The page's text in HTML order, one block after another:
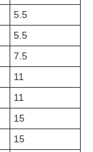
5.5
5.5
7.5
11
11
15
15